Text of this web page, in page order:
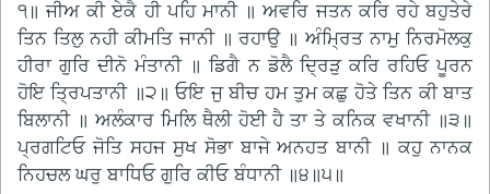
੧॥ ਜੀਅ ਕੀ ਏਕੈ ਹੀ ਪਹਿ ਮਾਨੀ ॥ ਅਵਰਿ ਜਤਨ ਕਰਿ ਰਹੇ ਬਹੁਤੇਰੇ
ਤਿਨ ਤਿਲੁ ਨਹੀ ਕੀਮਤਿ ਜਾਨੀ ॥ ਰਹਾਉ ॥ ਅੰਮ੍ਰਿਤ ਨਾਮੁ ਨਿਰਮੋਲਕੁ
ਹੀਰਾ ਗੁਰਿ ਦੀਨੋ ਮੰਤਾਨੀ ॥ ਡਿਗੈ ਨ ਡੋਲੈ ਦ੍ਰਿੜੁ ਕਰਿ ਰਹਿਓ ਪੂਰਨ
ਹੋਇ ਤ੍ਰਿਪਤਾਨੀ ॥੨॥ ਓਇ ਜੁ ਬੀਚ ਹਮ ਤੁਮ ਕਛੁ ਹੋਤੇ ਤਿਨ ਕੀ ਬਾਤ
ਬਿਲਾਨੀ ॥ ਅਲੰਕਾਰ ਮਿਲਿ ਥੈਲੀ ਹੋਈ ਹੈ ਤਾ ਤੇ ਕਨਿਕ ਵਖਾਨੀ ॥੩॥
ਪ੍ਰਗਟਿਓ ਜੋਤਿ ਸਹਜ ਸੁਖ ਸੋਭਾ ਬਾਜੇ ਅਨਹਤ ਬਾਨੀ ॥ ਕਹੁ ਨਾਨਕ
ਨਿਹਚਲ ਘਰੁ ਬਾਧਿਓ ਗੁਰਿ ਕੀਓ ਬੰਧਾਨੀ ॥੪॥੫॥